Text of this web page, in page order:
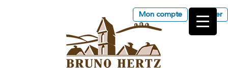
Mon compte Panier